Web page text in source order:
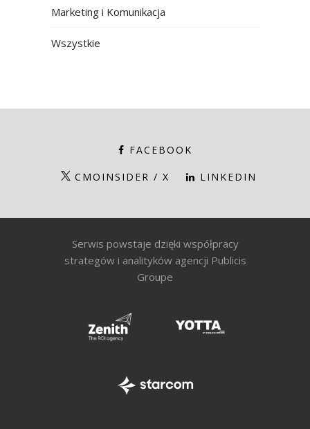
Marketing i Komunikacja
Wszystkie
FACEBOOK
CMOINSIDER / X LINKEDIN
Serwis powstaje dzięki współpracy
strategów i analityków agencji Publicis
Groupe